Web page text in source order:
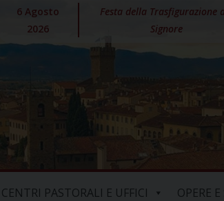
6 Agosto
2026
Festa della Trasfigurazione
Signore
CENTRI PASTORALI E UFFICI OPERE